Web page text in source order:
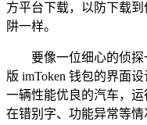
方平台下载，以防下载
阱一样。
要像一位细心的侦
版 imToken 钱包的界面
一辆性能优良的汽车，
在错别字、功能异常等